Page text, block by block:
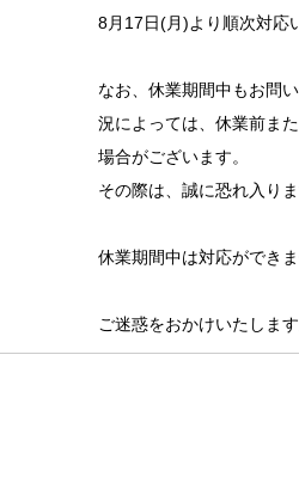
8月17日(月)より順次対応
なお、休業期間中もお問
況によっては、休業前ま
場合がございます。
その際は、誠に恐れ入り
休業期間中は対応ができ
ご迷惑をおかけいたしま